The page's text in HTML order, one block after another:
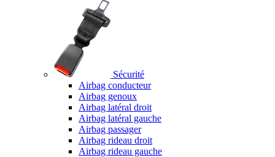
Sécurité
Airbag conducteur
Airbag genoux
Airbag latéral droit
Airbag latéral gauche
Airbag passager
Airbag rideau droit
Airbag rideau gauche